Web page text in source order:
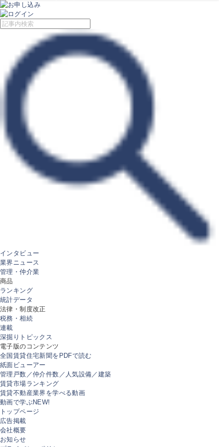
インタビュー
業界ニュース
管理・仲介業
商品
ランキング
統計データ
法律・制度改正
税務・相続
連載
深掘りトピックス
電子版のコンテンツ
全国賃貸住宅新聞をPDFで読む
紙面ビューアー
管理戸数／仲介件数／人気設備／建築
賃貸市場ランキング
賃貸不動産業界を学べる動画
動画で学ぶNEW!
トップページ
広告掲載
会社概要
お知らせ